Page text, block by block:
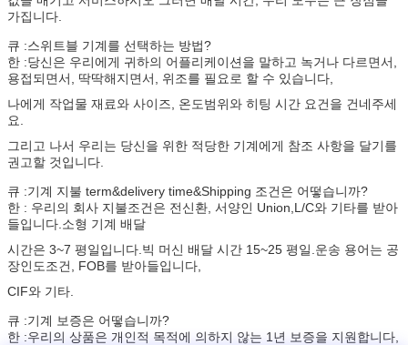
가집니다.
큐 :스위트블 기계를 선택하는 방법?
한 :당신은 우리에게 귀하의 어플리케이션을 말하고 녹거나 다르면서,
용접되면서, 딱딱해지면서, 위조를 필요로 할 수 있습니다,
나에게 작업물 재료와 사이즈, 온도범위와 히팅 시간 요건을 건네주세
요.
그리고 나서 우리는 당신을 위한 적당한 기계에게 참조 사항을 달기를
권고할 것입니다.
큐 :기계 지불 term&delivery time&Shipping 조건은 어떻습니까?
한 : 우리의 회사 지불조건은 전신환, 서양인 Union,L/C와 기타를 받아
들입니다.소형 기계 배달
시간은 3~7 평일입니다.빅 머신 배달 시간 15~25 평일.운송 용어는 공
장인도조건, FOB를 받아들입니다,
CIF와 기타.
큐 :기계 보증은 어떻습니까?
한 :우리의 상품은 개인적 목적에 의하지 않는 1년 보증을 지원합니다,